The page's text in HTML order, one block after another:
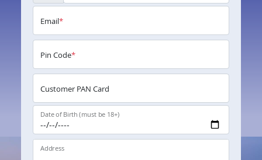
Email*
Pin Code*
Customer PAN Card
Date of Birth (must be 18+)
Address